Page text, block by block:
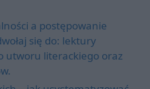
a postępowanie
się do: lektury
utworu literackiego oraz